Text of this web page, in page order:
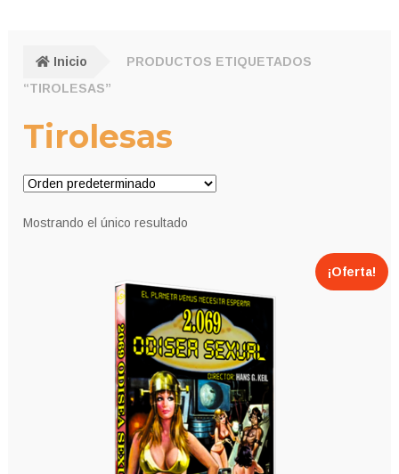
Inicio
PRODUCTOS ETIQUETADOS
“TIROLESAS”
Tirolesas
Mostrando el único resultado
¡Oferta!